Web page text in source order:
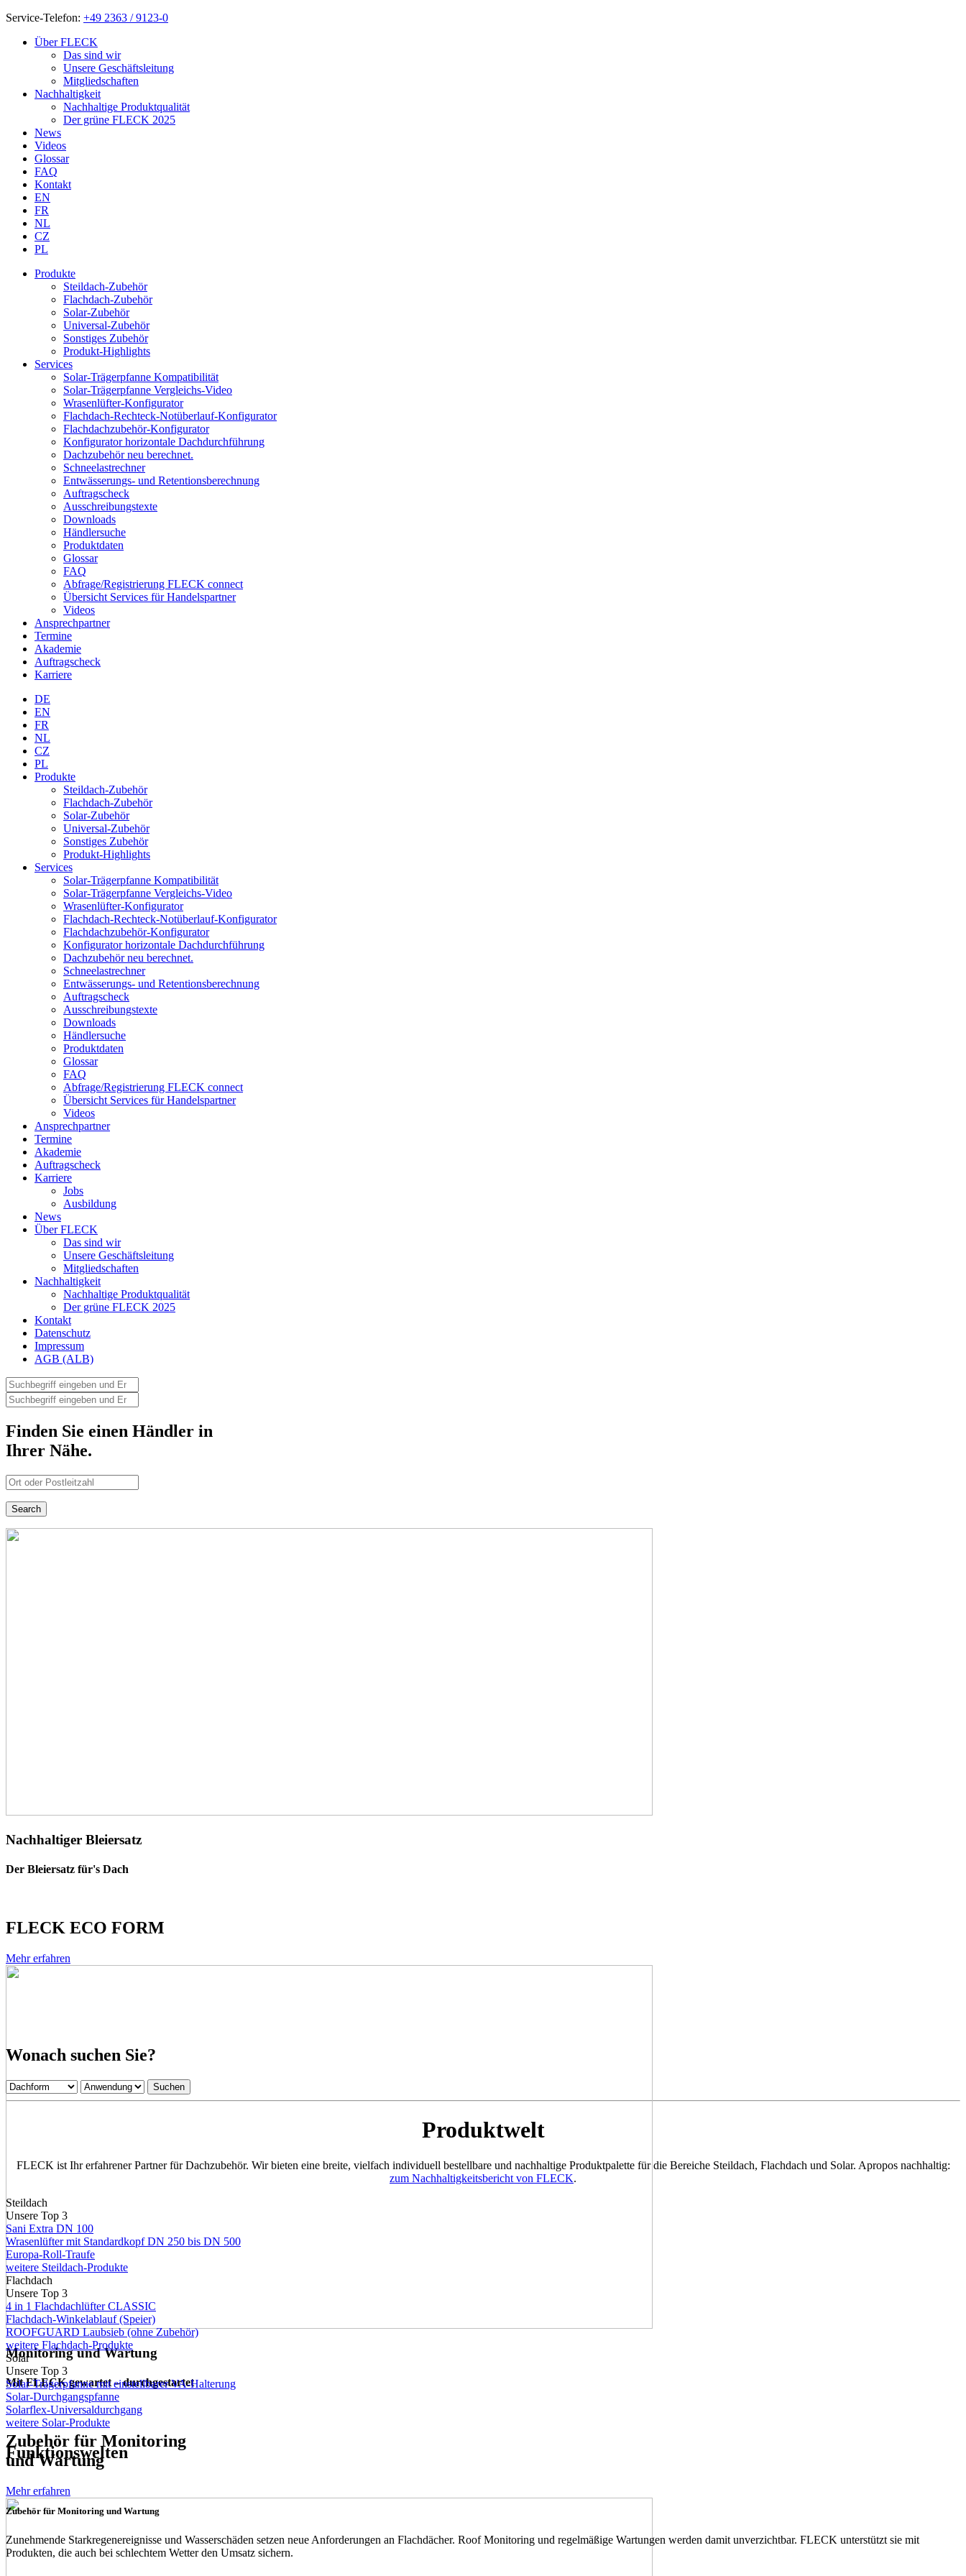
Service-Telefon: +49 2363 / 9123-0
Über FLECK
Das sind wir
Unsere Geschäftsleitung
Mitgliedschaften
Nachhaltigkeit
Nachhaltige Produktqualität
Der grüne FLECK 2025
News
Videos
Glossar
FAQ
Kontakt
EN
FR
NL
CZ
PL
Produkte
Steildach-Zubehör
Flachdach-Zubehör
Solar-Zubehör
Universal-Zubehör
Sonstiges Zubehör
Produkt-Highlights
Services
Solar-Trägerpfanne Kompatibilität
Solar-Trägerpfanne Vergleichs-Video
Wrasenlüfter-Konfigurator
Flachdach-Rechteck-Notüberlauf-Konfigurator
Flachdachzubehör-Konfigurator
Konfigurator horizontale Dachdurchführung
Dachzubehör neu berechnet.
Schneelastrechner
Entwässerungs- und Retentionsberechnung
Auftragscheck
Ausschreibungstexte
Downloads
Händlersuche
Produktdaten
Glossar
FAQ
Abfrage/Registrierung FLECK connect
Übersicht Services für Handelspartner
Videos
Ansprechpartner
Termine
Akademie
Auftragscheck
Karriere
DE
EN
FR
NL
CZ
PL
Produkte
Steildach-Zubehör
Flachdach-Zubehör
Solar-Zubehör
Universal-Zubehör
Sonstiges Zubehör
Produkt-Highlights
Services
Solar-Trägerpfanne Kompatibilität
Solar-Trägerpfanne Vergleichs-Video
Wrasenlüfter-Konfigurator
Flachdach-Rechteck-Notüberlauf-Konfigurator
Flachdachzubehör-Konfigurator
Konfigurator horizontale Dachdurchführung
Dachzubehör neu berechnet.
Schneelastrechner
Entwässerungs- und Retentionsberechnung
Auftragscheck
Ausschreibungstexte
Downloads
Händlersuche
Produktdaten
Glossar
FAQ
Abfrage/Registrierung FLECK connect
Übersicht Services für Handelspartner
Videos
Ansprechpartner
Termine
Akademie
Auftragscheck
Karriere
Jobs
Ausbildung
News
Über FLECK
Das sind wir
Unsere Geschäftsleitung
Mitgliedschaften
Nachhaltigkeit
Nachhaltige Produktqualität
Der grüne FLECK 2025
Kontakt
Datenschutz
Impressum
AGB (ALB)
Finden Sie einen Händler in
Ihrer Nähe.
Nachhaltiger Bleiersatz
Der Bleiersatz für's Dach
FLECK ECO FORM
Mehr erfahren
Monitoring und Wartung
Mit FLECK gewartet – durchgestartet
Zubehör für Monitoring
und Wartung
Mehr erfahren
Wonach suchen Sie?
Produktwelt
FLECK ist Ihr erfahrener Partner für Dachzubehör. Wir bieten eine breite, vielfach individuell bestellbare und nachhaltige Produktpalette für die Bereiche Steildach, Flachdach und Solar. Apropos nachhaltig:
zum Nachhaltigkeitsbericht von FLECK.
Steildach
Unsere Top 3
Sani Extra DN 100
Wrasenlüfter mit Standardkopf DN 250 bis DN 500
Europa-Roll-Traufe
weitere Steildach-Produkte
Flachdach
Unsere Top 3
4 in 1 Flachdachlüfter CLASSIC
Flachdach-Winkelablauf (Speier)
ROOFGUARD Laubsieb (ohne Zubehör)
weitere Flachdach-Produkte
Solar
Unsere Top 3
Solar-Trägerpfanne mit einstellbarer VA-Halterung
Solar-Durchgangspfanne
Solarflex-Universaldurchgang
weitere Solar-Produkte
Funktionswelten
Zubehör für Monitoring und Wartung
Zunehmende Starkregenereignisse und Wasserschäden setzen neue Anforderungen an Flachdächer. Roof Monitoring und regelmäßige Wartungen werden damit unverzichtbar. FLECK unterstützt sie mit
Produkten, die auch bei schlechtem Wetter den Umsatz sichern.